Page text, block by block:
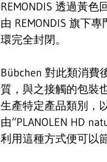
REMONDIS 透過黃
由 REMONDIS 旗下
環完全封閉。
Bübchen 對此類消費
質，與之接觸的包裝
生產特定產品類別，
由“PLANOLEN HD
利用這種方式便可以